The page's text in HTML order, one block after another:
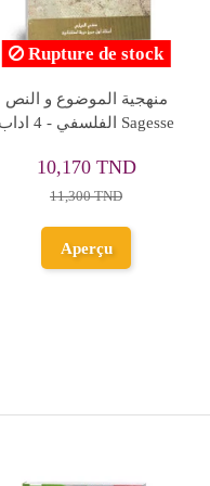
العربية منهجية تحليل
النصوص و بناء المقالات -
Ajouter au
panier